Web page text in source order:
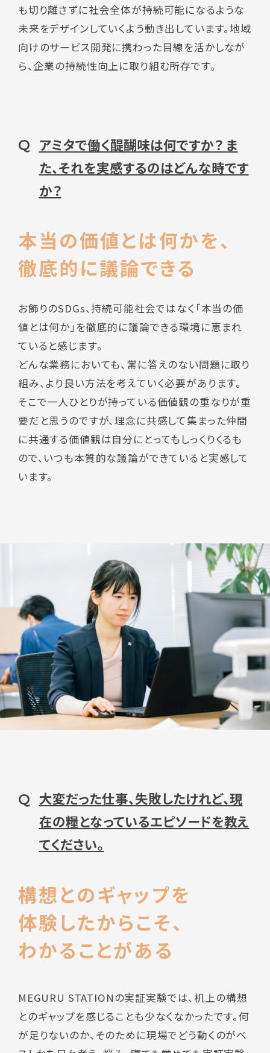
も切り離さずに社会全体が持続可能になるような
未来をデザインしていくよう動き出しています。地域
向けのサービス開発に携わった目線を活かしなが
ら、企業の持続性向上に取り組む所存です。
Q アミタで働く醍醐味は何ですか？ ま
た、それを実感するのはどんな時です
か？
本当の価値とは何かを、
徹底的に議論できる
お飾りのSDGs、持続可能社会ではなく「本当の価
値とは何か」を徹底的に議論できる環境に恵まれ
ていると感じます。
どんな業務においても、常に答えのない問題に取り
組み、より良い方法を考えていく必要があります。
そこで一人ひとりが持っている価値観の重なりが重
要だと思うのですが、理念に共感して集まった仲間
に共通する価値観は自分にとってもしっくりくるも
ので、いつも本質的な議論ができていると実感して
います。
Q 大変だった仕事、失敗したけれど、現
在の糧となっているエピソードを教え
てください。
構想とのギャップを
体験したからこそ、
わかることがある
MEGURU STATIONの実証実験では、机上の構想
とのギャップを感じることも少なくなかったです。何
が足りないのか、そのために現場でどう動くのがベ